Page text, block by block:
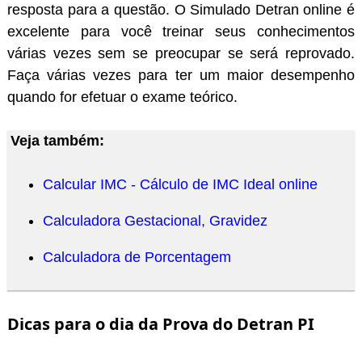
resposta para a questão. O Simulado Detran online é
excelente para você treinar seus conhecimentos
várias vezes sem se preocupar se será reprovado.
Faça várias vezes para ter um maior desempenho
quando for efetuar o exame teórico.
Veja também:
Calcular IMC - Cálculo de IMC Ideal online
Calculadora Gestacional, Gravidez
Calculadora de Porcentagem
Dicas para o dia da Prova do Detran PI